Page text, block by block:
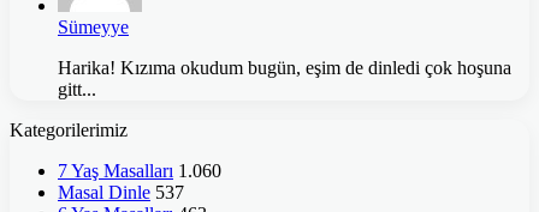
Sümeyye
Harika! Kızıma okudum bugün, eşim de dinledi çok hoşuna
gitt...
Kategorilerimiz
7 Yaş Masalları 1.060
Masal Dinle 537